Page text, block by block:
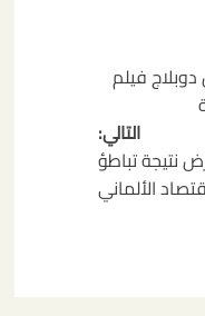
دوبلاج فيلم
التالي:
نتيجة تباطؤ
الألماني